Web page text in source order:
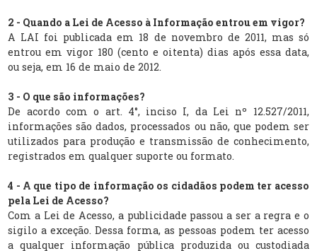
2 - Quando a Lei de Acesso à Informação entrou em vigor?
A LAI foi publicada em 18 de novembro de 2011, mas só
entrou em vigor 180 (cento e oitenta) dias após essa data,
ou seja, em 16 de maio de 2012.
3 - O que são informações?
De acordo com o art. 4°, inciso I, da Lei nº 12.527/2011,
informações são dados, processados ou não, que podem ser
utilizados para produção e transmissão de conhecimento,
registrados em qualquer suporte ou formato.
4 - A que tipo de informação os cidadãos podem ter acesso
pela Lei de Acesso?
Com a Lei de Acesso, a publicidade passou a ser a regra e o
sigilo a exceção. Dessa forma, as pessoas podem ter acesso
a qualquer informação pública produzida ou custodiada